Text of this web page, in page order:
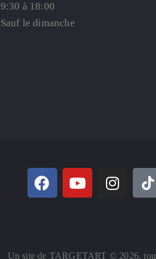
9:30 à 18:00
Sauf le dimanche
Un site de TARGETART © 2026.